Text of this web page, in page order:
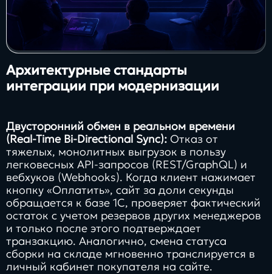
Архитектурные стандарты
интеграции при модернизации
Двусторонний обмен в реальном времени
(Real-Time Bi-Directional Sync): Отказ от
тяжелых, монолитных выгрузок в пользу
легковесных API-запросов (REST/GraphQL) и
вебхуков (Webhooks). Когда клиент нажимает
кнопку «Оплатить», сайт за доли секунды
обращается к базе 1С, проверяет фактический
остаток с учетом резервов других менеджеров
и только после этого подтверждает
транзакцию. Аналогично, смена статуса
сборки на складе мгновенно транслируется в
личный кабинет покупателя на сайте.